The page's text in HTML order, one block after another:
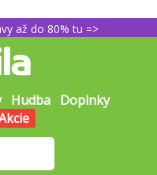
až do 80% tu =>
Hudba Doplnky